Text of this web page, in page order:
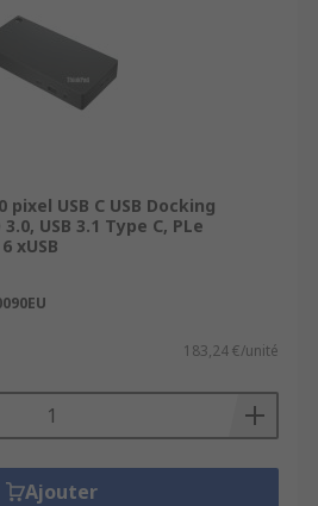
pixel USB C USB Docking
USB 3.1 Type C, PLe
xUSB
183,24 €/unité
Ajouter